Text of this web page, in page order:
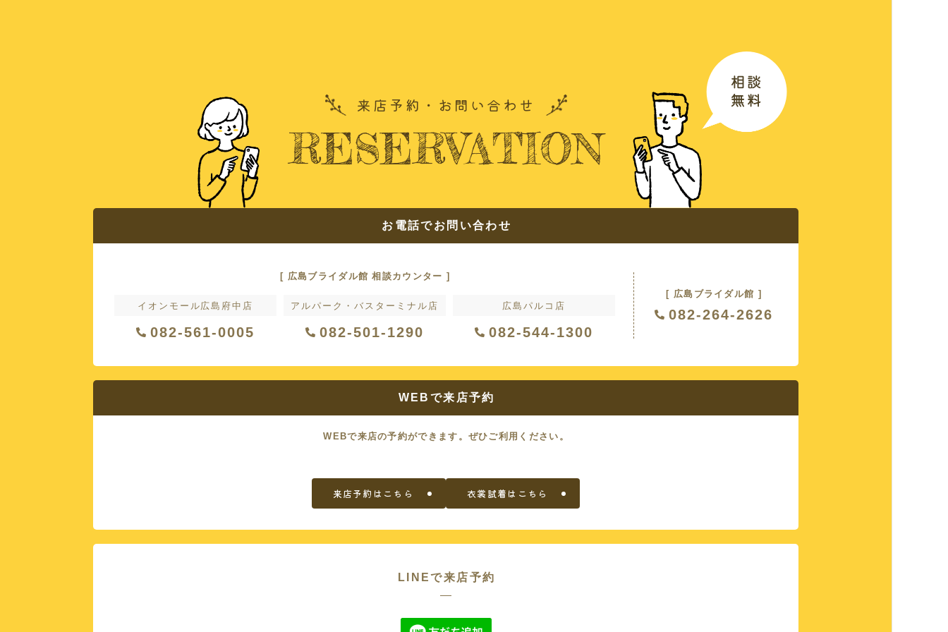
店舗案内
お友達紹介
来店予約
来店予約・お問い合わせ
RESERVATION
お電話でお問い合わせ
[ 広島ブライダル館 相談カウンター ]
イオンモール広島府中店
082-561-0005
アルパーク・バスターミナル店
082-501-1290
広島パルコ店
082-544-1300
[ 広島ブライダル館 ]
082-264-2626
WEBで来店予約
WEBで来店の予約ができます。 ぜひご利用ください。
来店予約はこちら 衣裳試着はこちら
LINEで来店予約